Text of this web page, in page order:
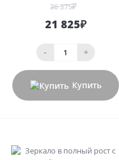
36 375₽
21 825₽
- +
Купить